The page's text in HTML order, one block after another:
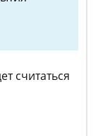
считаться